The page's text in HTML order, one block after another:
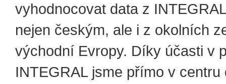
vyhodnocovat data z
nejen českým, ale i z okolních
východní Evropy. Díky účasti v
INTEGRAL jsme přímo v centru